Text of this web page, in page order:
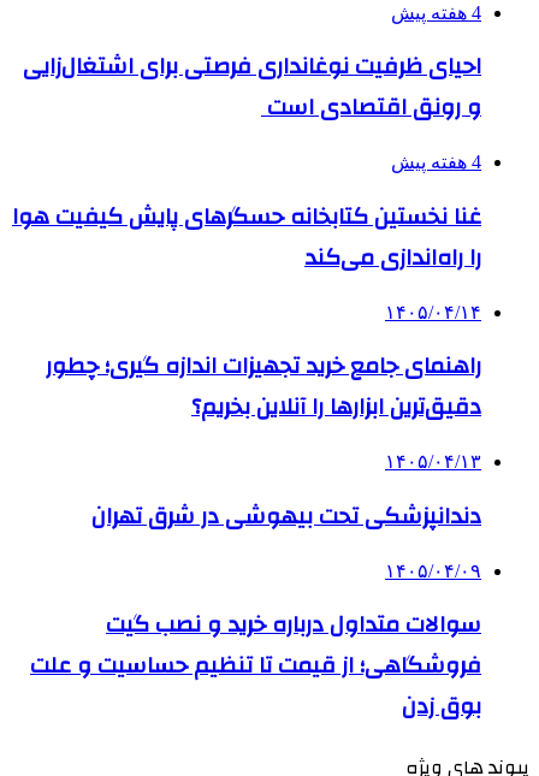
4 هفته پیش
احیای ظرفیت نوغانداری فرصتی برای اشتغال‌زایی
و رونق اقتصادی است
4 هفته پیش
غنا نخستین کتابخانه حسگرهای پایش کیفیت هوا
را راه‌اندازی می‌کند
۱۴۰۵/۰۴/۱۴
راهنمای جامع خرید تجهیزات اندازه گیری؛ چطور
دقیق‌ترین ابزارها را آنلاین بخریم؟
۱۴۰۵/۰۴/۱۳
دندانپزشکی تحت بیهوشی در شرق تهران
۱۴۰۵/۰۴/۰۹
سوالات متداول درباره خرید و نصب گیت
فروشگاهی؛ از قیمت تا تنظیم حساسیت و علت
بوق زدن
پیوند های ویژه